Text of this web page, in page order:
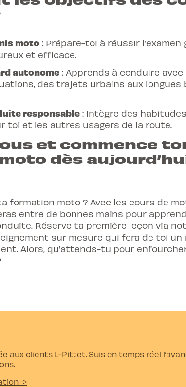
moto : Prépare-toi à réussir l’examen
et efficace.
autonome : Apprends à conduire
des trajets urbains aux longues
responsable : Intègre des
toi et les autres usagers de la route.
et commence
dès
formation moto ? Avec les cours de
entre de bonnes mains pour
Réserve ta première leçon via
sur mesure qui fera de toi un
Alors, qu’attends-tu pour
aux clients L-Pittet. Suis en temps réel
→